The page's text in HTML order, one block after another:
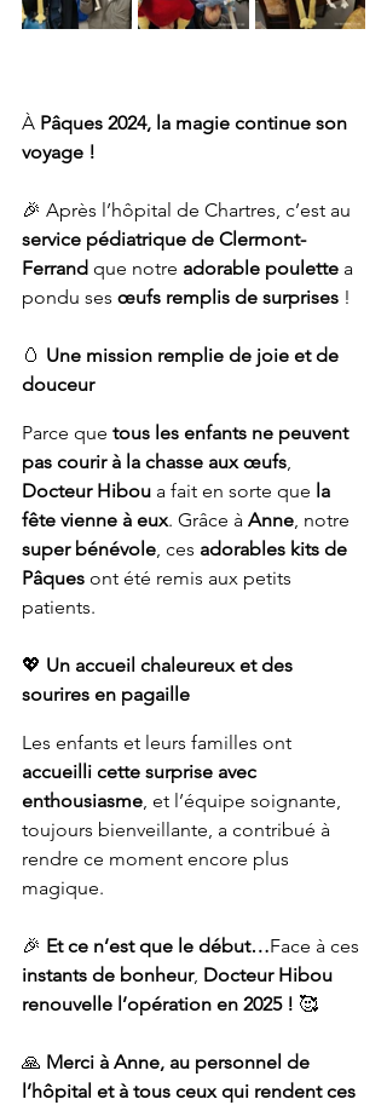
À Pâques 2024, la magie continue son
voyage !
🎉 Après l’hôpital de Chartres, c’est au
service pédiatrique de Clermont-
Ferrand que notre adorable poulette a
pondu ses œufs remplis de surprises !
🥚 Une mission remplie de joie et de
douceur
Parce que tous les enfants ne peuvent
pas courir à la chasse aux œufs,
Docteur Hibou a fait en sorte que la
fête vienne à eux. Grâce à Anne, notre
super bénévole, ces adorables kits de
Pâques ont été remis aux petits
patients.
💖 Un accueil chaleureux et des
sourires en pagaille
Les enfants et leurs familles ont
accueilli cette surprise avec
enthousiasme, et l’équipe soignante,
toujours bienveillante, a contribué à
rendre ce moment encore plus
magique.
🎉 Et ce n’est que le début…Face à ces
instants de bonheur, Docteur Hibou
renouvelle l’opération en 2025 ! 🥰
🙏 Merci à Anne, au personnel de
l’hôpital et à tous ceux qui rendent ces